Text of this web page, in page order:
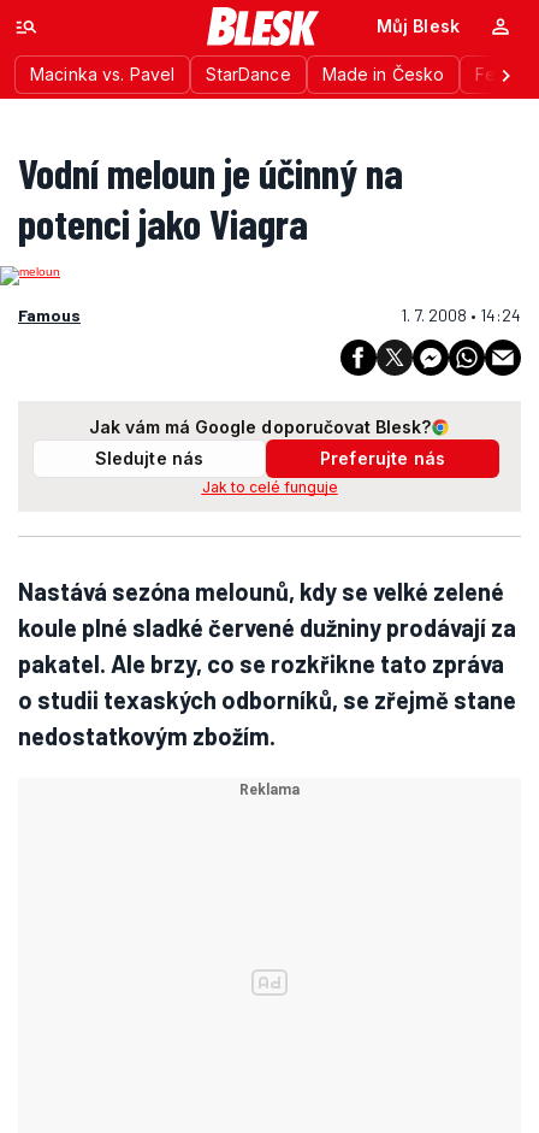
Macinka vs. Pavel StarDance Made in Česko
Můj Blesk
Vodní meloun je účinný na
potenci jako Viagra
Famous 1. 7. 2008 • 14:24
Jak vám má Google doporučovat Blesk?
Sledujte nás
Preferujte nás
Jak to celé funguje
Nastává sezóna melounů, kdy se velké zelené
koule plné sladké červené dužniny prodávají za
pakatel. Ale brzy, co se rozkřikne tato zpráva
o studii texaských odborníků, se zřejmě stane
nedostatkovým zbožím.